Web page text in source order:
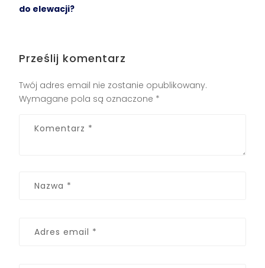
do elewacji?
Prześlij komentarz
Twój adres email nie zostanie opublikowany.
Wymagane pola są oznaczone *